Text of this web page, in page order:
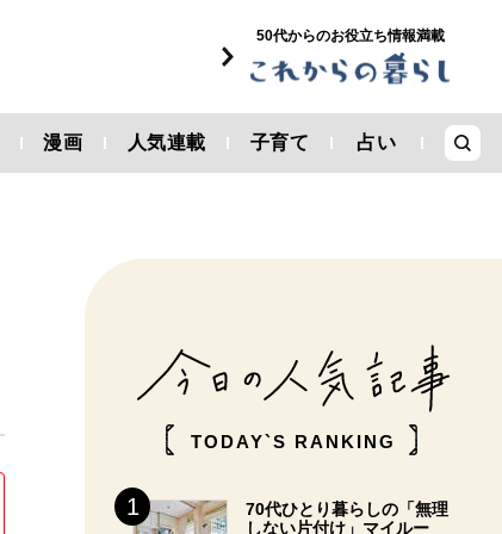
50代からのお役立ち情報満載
漫画 人気連載 子育て 占い
TODAY`S RANKING
70代ひとり暮らしの「無理
しない片付け」マイルー